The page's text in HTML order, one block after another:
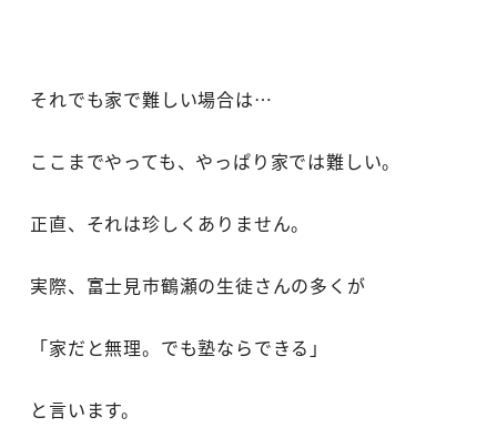
それでも家で難しい場合は…
ここまでやっても、やっぱり家では難しい。
正直、それは珍しくありません。
実際、富士見市鶴瀬の生徒さんの多くが
「家だと無理。でも塾ならできる」
と言います。